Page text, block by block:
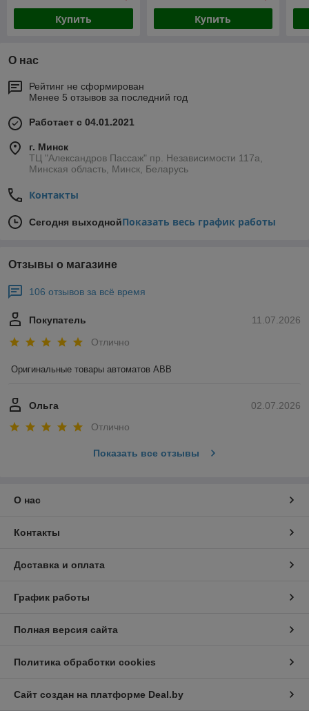
Купить Купить
О нас
Рейтинг не сформирован
Менее 5 отзывов за последний год
Работает с 04.01.2021
г. Минск
ТЦ "Александров Пассаж" пр. Независимости 117а,
Минская область, Минск, Беларусь
Контакты
Сегодня выходнойПоказать весь график работы
Отзывы о магазине
106 отзывов за всё время
11.07.2026
Покупатель
Отлично
Оригинальные товары автоматов ABB
02.07.2026
Ольга
Отлично
Показать все отзывы
О нас
Контакты
Доставка и оплата
График работы
Полная версия сайта
Политика обработки cookies
Сайт создан на платформе Deal.by